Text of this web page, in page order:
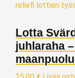
Lotta
juhlaraha